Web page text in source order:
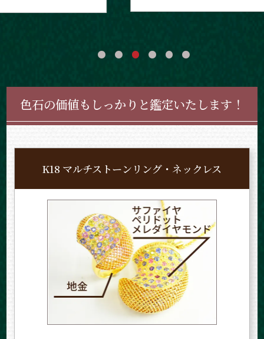
色石の価値もしっかりと鑑定いたします！
K18 マルチストーンリング・ネックレス